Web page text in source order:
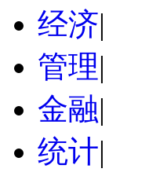
经济|
管理|
金融|
统计|